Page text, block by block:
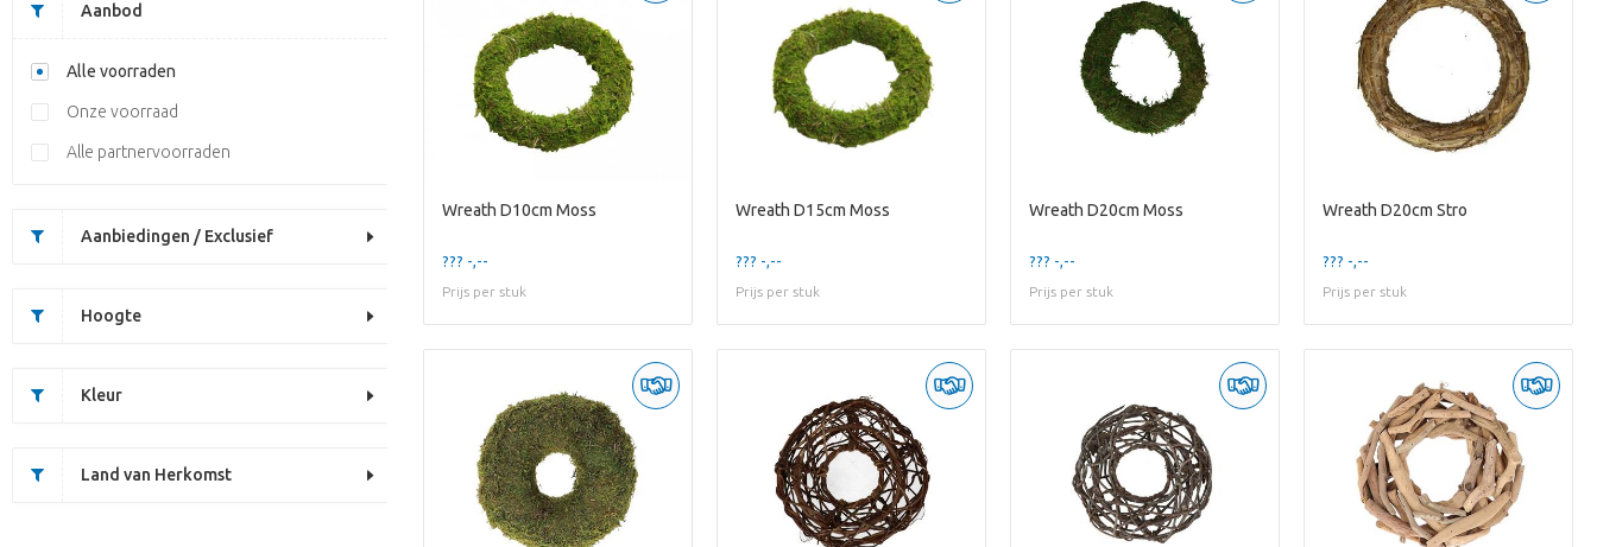
Aanbod
Alle voorraden
Onze voorraad
Alle partnervoorraden
Aanbiedingen / Exclusief
Hoogte
Kleur
Land van Herkomst
Wreath D10cm Moss
??? -,--
Prijs per stuk
Wreath D15cm Moss
??? -,--
Prijs per stuk
Wreath D20cm Moss
??? -,--
Prijs per stuk
Wreath D20cm Stro
??? -,--
Prijs per stuk